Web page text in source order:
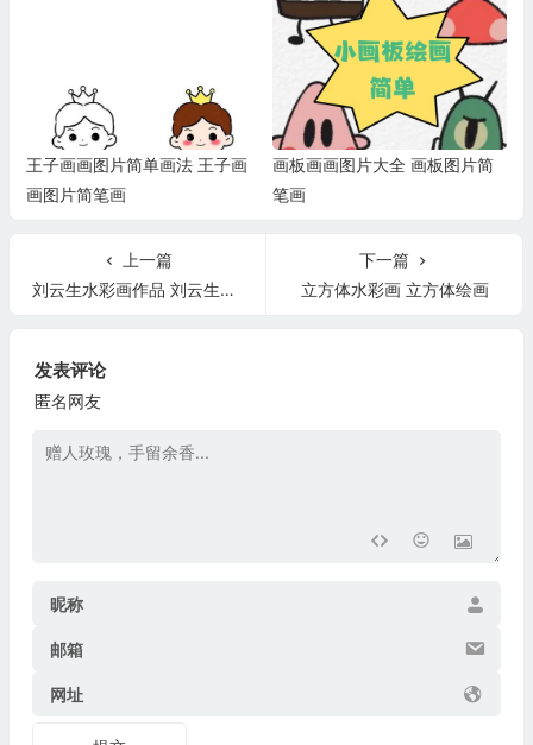
王子画画图片简单画法 王子画
画图片简笔画
画板画画图片大全 画板图片简
笔画
上一篇
刘云生水彩画作品 刘云生水彩画作品欣赏
下一篇
立方体水彩画 立方体绘画
发表评论
匿名网友
昵称
邮箱
网址